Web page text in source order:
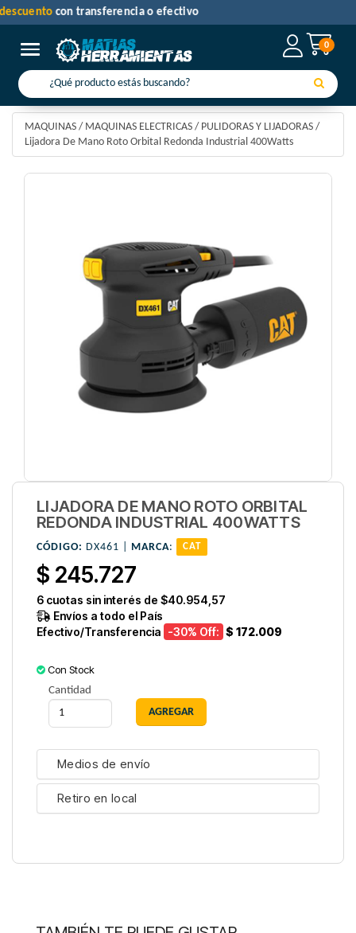
0
Toggle navigation
30% de descuentocon transferencia o efectivo
MAQUINAS / MAQUINAS ELECTRICAS / PULIDORAS Y LIJADORAS /
Lijadora De Mano Roto Orbital Redonda Industrial 400Watts
LIJADORA DE MANO ROTO ORBITAL
REDONDA INDUSTRIAL 400WATTS
CÓDIGO: DX461 | MARCA: CAT
$ 245.727
6 cuotas sin interés de $40.954,57
Envíos a todo el País
Efectivo/Transferencia -30% Off: $ 172.009
Con Stock
Cantidad
Medios de envío
Retiro en local